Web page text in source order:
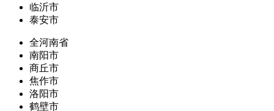
临沂市
泰安市
全河南省
南阳市
商丘市
焦作市
洛阳市
鹤壁市